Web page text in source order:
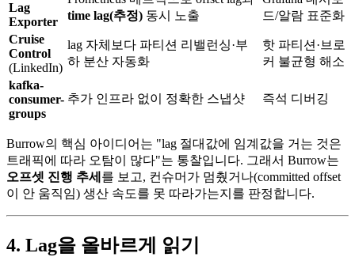
Lag
Exporter
time lag(추정) 동시 노출
드/알람 표준화
Cruise
Control
(LinkedIn)
lag 자체보다 파티션 리밸런싱·부
하 분산 자동화
핫 파티션·브로
커 불균형 해소
kafka-
consumer-
groups
추가 인프라 없이 정확한 스냅샷 즉석 디버깅
Burrow의 핵심 아이디어는 "lag 절대값에 임계값을 거는 것은
트래픽에 따라 오탐이 많다"는 통찰입니다. 그래서 Burrow는
오프셋 진행 추세 를 보고, 컨슈머가 멈췄거나(committed offset
이 안 움직임) 생산 속도를 못 따라가는지를 판정합니다.
4. Lag을 올바르게 읽기